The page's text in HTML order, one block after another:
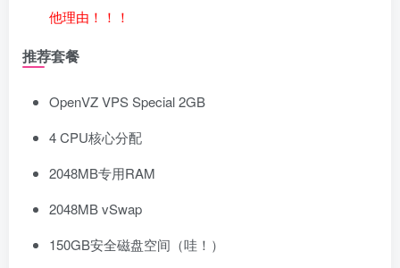
他理由！！！
推荐套餐
OpenVZ VPS Special 2GB
4 CPU核心分配
2048MB专用RAM
2048MB vSwap
150GB安全磁盘空间（哇！）